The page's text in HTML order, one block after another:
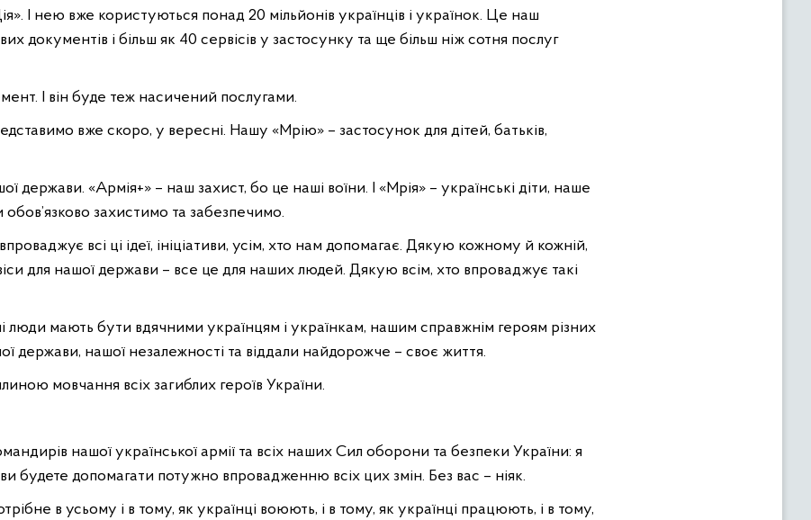
І нею вже користуються понад 20 мільйонів українців і українок. Це наш
документів і більш як 40 сервісів у застосунку та ще більш ніж сотня послуг
І він буде теж насичений послугами.
вже скоро, у вересні. Нашу «Мрію» – застосунок для дітей, батьків,
держави. «Армія+» – наш захист, бо це наші воїни. І «Мрія» – українські діти, наше
захистимо та забезпечимо.
всі ці ідеї, ініціативи, усім, хто нам допомагає. Дякую кожному й кожній,
для нашої держави – все це для наших людей. Дякую всім, хто впроваджує такі
люди мають бути вдячними українцям і українкам, нашим справжнім героям різних
держави, нашої незалежності та віддали найдорожче – своє життя.
мовчання всіх загиблих героїв України.
нашої української армії та всіх наших Сил оборони та безпеки України: я
будете допомагати потужно впровадженню всіх цих змін. Без вас – ніяк.
в усьому і в тому, як українці воюють, і в тому, як українці працюють, і в тому,